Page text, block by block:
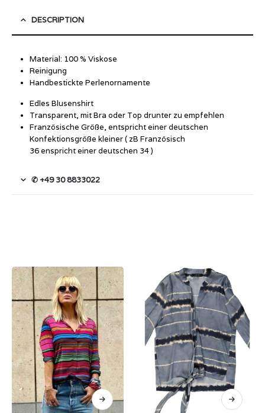
DESCRIPTION
Material: 100 % Viskose
Reinigung
Handbestickte Perlenornamente
Edles Blusenshirt
Transparent, mit Bra oder Top drunter zu empfehlen
Französische Größe, entspricht einer deutschen
Konfektionsgröße kleiner ( zB Französisch
36 enspricht einer deutschen 34 )
✆ +49 30 8833022